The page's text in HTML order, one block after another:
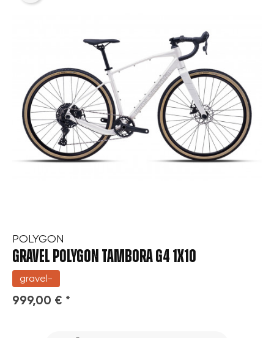
POLYGON
GRAVEL POLYGON TAMBORA G4 1X10
gravel-
999,00 € *